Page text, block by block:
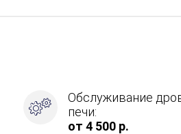
Обслуживание
печи:
от 4 500 р.